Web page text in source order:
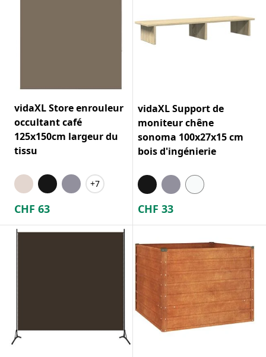
vidaXL Store enrouleur
occultant café
125x150cm largeur du
tissu
+7
CHF 63
vidaXL Support de
moniteur chêne
sonoma 100x27x15 cm
bois d'ingénierie
CHF 33